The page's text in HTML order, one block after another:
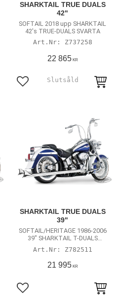
SHARKTAIL TRUE DUALS
42"
SOFTAIL 2018 upp SHARKTAIL
42's TRUE-DUALS SVARTA
Z737258
22 865KR
Lägg till i favoriter
SHARKTAIL TRUE DUALS
39"
SOFTAIL/HERITAGE 1986-2006
39" SHARKTAIL T-DUALS
CHROME
Z782511
21 995KR
Lägg till i favoriter